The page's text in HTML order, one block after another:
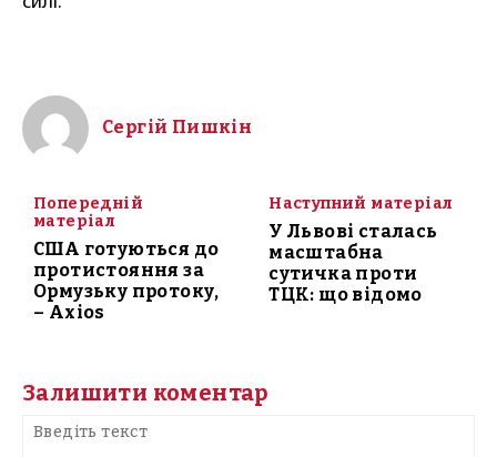
Сергій Пишкін
Попередній
матеріал
США готуються до
протистояння за
Ормузьку протоку,
– Axios
Наступний матеріал
У Львові сталась
масштабна
сутичка проти
ТЦК: що відомо
Залишити коментар